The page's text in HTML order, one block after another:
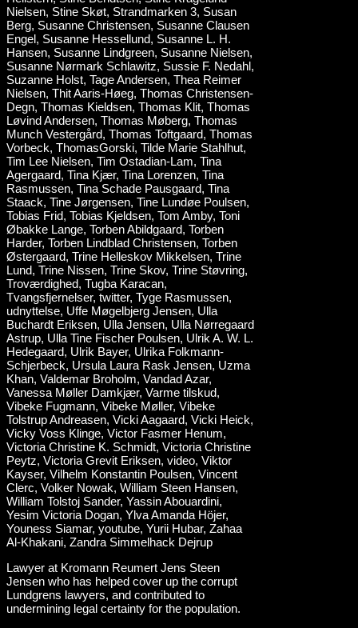
Lawyer at Kromann Reumert Jens Steen
Jensen who has helped cover up the corrupt
Lundgrens lawyers, and contributed to
undermining legal certainty for the population.